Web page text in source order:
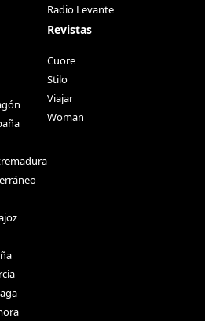
Radio Levante
Revistas
Cuore
Stilo
Viajar
Woman